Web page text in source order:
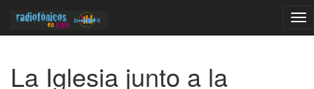
La Iglesia junto a la